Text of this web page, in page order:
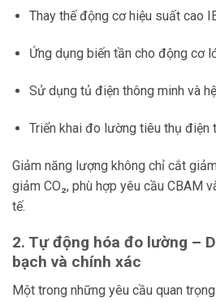
Thay thế động cơ hiệu suất cao
Ứng dụng biến tần cho động cơ
Sử dụng tủ điện thông minh và
Triển khai đo lường tiêu thụ điện
Giảm năng lượng không chỉ cắt
giảm CO₂, phù hợp yêu cầu CBAM
tế.
2. Tự động hóa đo lường –
bạch và chính xác
Một trong những yêu cầu quan